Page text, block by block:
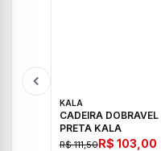
KALA
CADEIRA DOBRAVEL
PRETA KALA
R$ 111,50R$ 103,00